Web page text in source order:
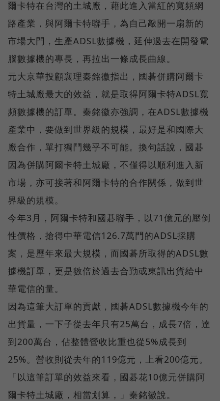
爾卡特在台灣的土城廠，藉此進入當紅的寬頻網
路產業，與阿爾卡特聯手，為自己敲開一扇新的
市場大門，生產ADSL數據機，延伸過去在開發電
腦數據機的專長，再拉出一條成長曲線。
元大京華投顧襄理秦銘徽指出，國碁併購阿爾卡
特土城廠最大的效益，就是取得阿爾卡特ADSL寬
頻數據機的訂單。秦銘徽亦強調，在ADSL數據機
產業中，要做到世界級的規模，最好是和國際大
廠合作，單打獨鬥幾乎不可能。換句話說，國碁
因為併購阿爾卡特土城廠，不僅得以順利進入新
市場，亦可接著和阿爾卡特的合作關係，做到世
界級的規模。
今年3月，阿爾卡特和國碁聯手，以71億元的壓倒
性價格，搶得中華電信126.7萬門的ADSL採購
案，是歷年來最大規模，而國碁所取得的ADSL數
據機訂單，更是數倍於過去合勤或東訊出貨給中
華電信的量。
因為這筆大訂單的貢獻，國碁ADSL數據機今年的
出貨量，一下子從去年只有25萬台，成長7倍，達
到200萬台，佔整體營收比重也從5%成長到
25%。營收則從去年的119億元，上看200億元。
「以這筆訂單的效益來看，國碁花10億元併購阿
爾卡特土城廠，相當划算，」秦銘徽說。